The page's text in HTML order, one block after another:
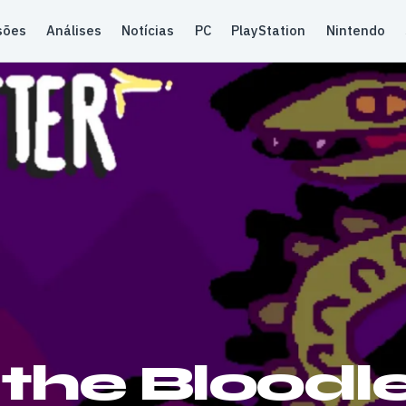
Análises Notícias PC PlayStation Nintendo